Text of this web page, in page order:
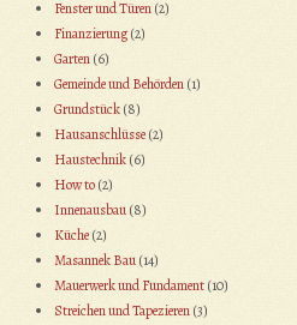
Fenster und Türen(2)
Finanzierung(2)
Garten(6)
Gemeinde und Behörden(1)
Grundstück(8)
Hausanschlüsse(2)
Haustechnik(6)
How to(2)
Innenausbau(8)
Küche(2)
Masannek Bau(14)
Mauerwerk und Fundament(10)
Streichen und Tapezieren(3)